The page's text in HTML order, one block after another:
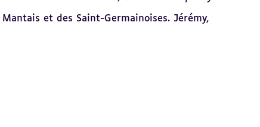
et des Saint-Germainoises. Jérémy,